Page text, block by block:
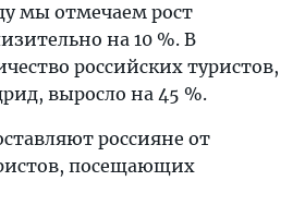
мы отмечаем рост
на 10 %. В
российских туристов,
выросло на 45 %.
россияне от
посещающих